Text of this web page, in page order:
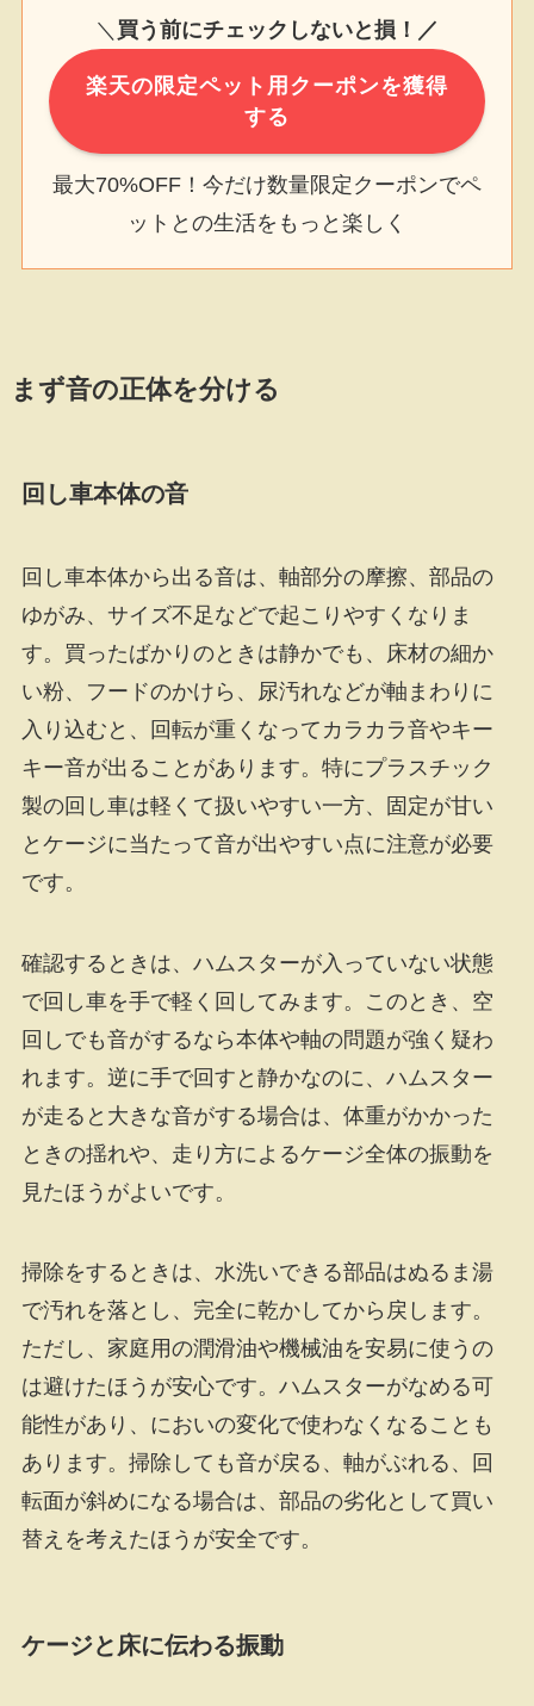
＼ 買う前にチェックしないと損！／
楽天の限定ペット用クーポンを獲得
する
最大70%OFF！今だけ数量限定クーポンでペ
ットとの生活をもっと楽しく
まず音の正体を分ける
回し車本体の音
回し車本体から出る音は、軸部分の摩擦、部品の
ゆがみ、サイズ不足などで起こりやすくなりま
す。買ったばかりのときは静かでも、床材の細か
い粉、フードのかけら、尿汚れなどが軸まわりに
入り込むと、回転が重くなってカラカラ音やキー
キー音が出ることがあります。特にプラスチック
製の回し車は軽くて扱いやすい一方、固定が甘い
とケージに当たって音が出やすい点に注意が必要
です。
確認するときは、ハムスターが入っていない状態
で回し車を手で軽く回してみます。このとき、空
回しでも音がするなら本体や軸の問題が強く疑わ
れます。逆に手で回すと静かなのに、ハムスター
が走ると大きな音がする場合は、体重がかかった
ときの揺れや、走り方によるケージ全体の振動を
見たほうがよいです。
掃除をするときは、水洗いできる部品はぬるま湯
で汚れを落とし、完全に乾かしてから戻します。
ただし、家庭用の潤滑油や機械油を安易に使うの
は避けたほうが安心です。ハムスターがなめる可
能性があり、においの変化で使わなくなることも
あります。掃除しても音が戻る、軸がぶれる、回
転面が斜めになる場合は、部品の劣化として買い
替えを考えたほうが安全です。
ケージと床に伝わる振動